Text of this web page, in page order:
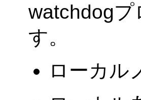
watchdog
す。
ローカル